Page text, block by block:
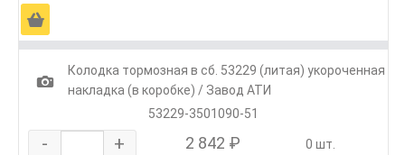
Ä
1
Колодка тормозная в сб. 53229 (литая) укороченная
накладка (в коробке) / Завод АТИ
53229-3501090-51
- + 2 842 ₽ 0 шт.